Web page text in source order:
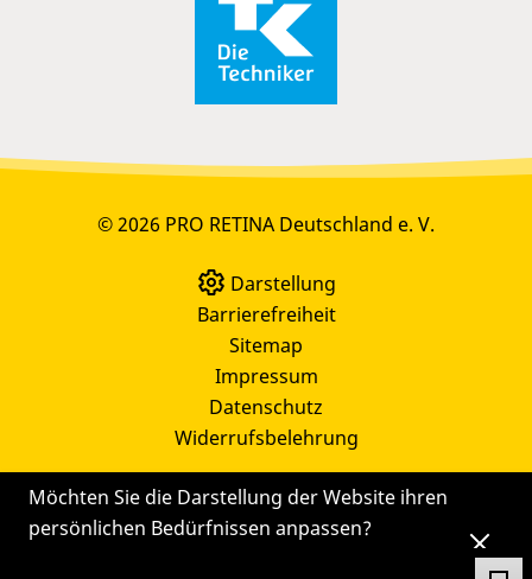
Möchten Sie die Darstellung der Website ihren
persönlichen Bedürfnissen anpassen?
© 2026 PRO RETINA Deutschland e. V.
Darstellung
Barrierefreiheit
Sitemap
Impressum
Datenschutz
Widerrufsbelehrung